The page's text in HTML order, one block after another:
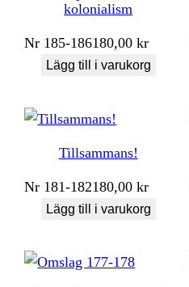
kolonialism
Nr 185-186180,00kr
Lägg till i varukorg
Tillsammans!
Nr 181-182180,00kr
Lägg till i varukorg